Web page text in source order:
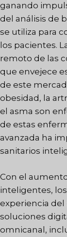
ganando
del análisis de
se utiliza para
los pacientes.
remoto de las
que envejece
de este
obesidad, la
el asma son
de estas
avanzada ha
sanitarios
Con el
inteligentes,
experiencia
soluciones
omnicanal,